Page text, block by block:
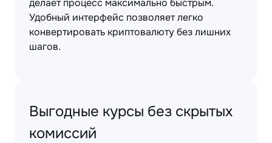
делает процесс максимально быстрым.
Удобный интерфейс позволяет легко
конвертировать криптовалюту без лишних
шагов.
Выгодные курсы без скрытых
комиссий